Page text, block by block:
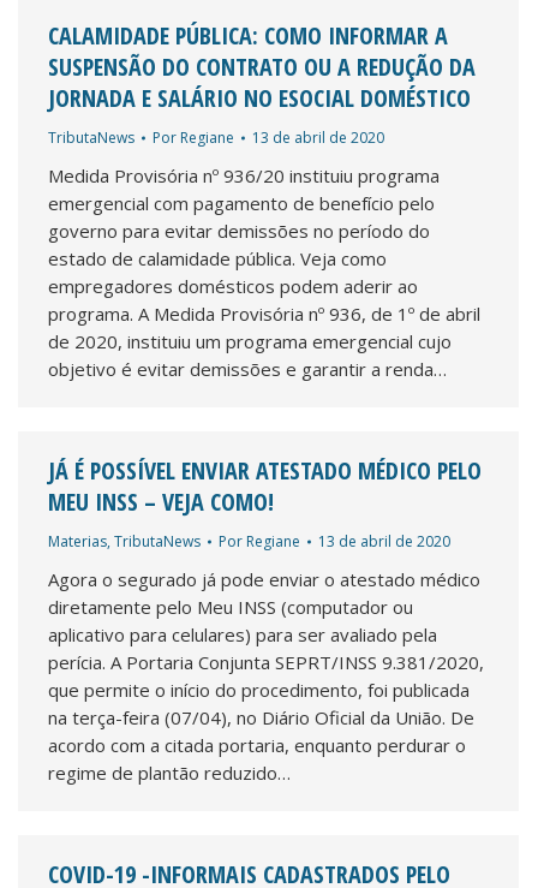
CALAMIDADE PÚBLICA: COMO INFORMAR A
SUSPENSÃO DO CONTRATO OU A REDUÇÃO DA
JORNADA E SALÁRIO NO ESOCIAL DOMÉSTICO
TributaNews Por Regiane 13 de abril de 2020
Medida Provisória nº 936/20 instituiu programa
emergencial com pagamento de benefício pelo
governo para evitar demissões no período do
estado de calamidade pública. Veja como
empregadores domésticos podem aderir ao
programa. A Medida Provisória nº 936, de 1º de abril
de 2020, instituiu um programa emergencial cujo
objetivo é evitar demissões e garantir a renda…
JÁ É POSSÍVEL ENVIAR ATESTADO MÉDICO PELO
MEU INSS – VEJA COMO!
Materias,TributaNews Por Regiane 13 de abril de 2020
Agora o segurado já pode enviar o atestado médico
diretamente pelo Meu INSS (computador ou
aplicativo para celulares) para ser avaliado pela
perícia. A Portaria Conjunta SEPRT/INSS 9.381/2020,
que permite o início do procedimento, foi publicada
na terça-feira (07/04), no Diário Oficial da União. De
acordo com a citada portaria, enquanto perdurar o
regime de plantão reduzido…
COVID-19 -INFORMAIS CADASTRADOS PELO